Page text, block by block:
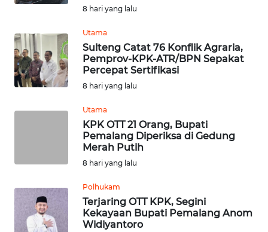
8 hari yang lalu
Utama
Sulteng Catat 76 Konflik Agraria,
Pemprov-KPK-ATR/BPN Sepakat
Percepat Sertifikasi
8 hari yang lalu
Utama
KPK OTT 21 Orang, Bupati
Pemalang Diperiksa di Gedung
Merah Putih
8 hari yang lalu
Polhukam
Terjaring OTT KPK, Segini
Kekayaan Bupati Pemalang Anom
Widiyantoro
JATENG
WN
NUSANTARA
WN
WN
KALBAR